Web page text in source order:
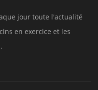
jour toute l'actualité
en exercice et les